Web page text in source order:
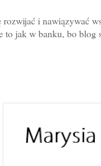
rozwijać i nawiązywać
to jak w banku, bo blog